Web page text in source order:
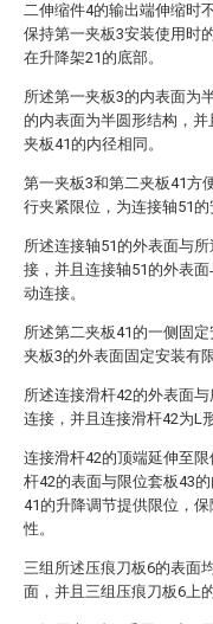
二伸缩件4的输出端伸缩时
保持第一夹板3安装使用时
在升降架21的底部。
所述第一夹板3的内表面为
的内表面为半圆形结构，
夹板41的内径相同。
第一夹板3和第二夹板41方
行夹紧限位，为连接轴51的
所述连接轴51的外表面与
接，并且连接轴51的外表
动连接。
所述第二夹板41的一侧固
夹板3的外表面固定安装有
所述连接滑杆42的外表面
连接，并且连接滑杆42为L
连接滑杆42的顶端延伸至
杆42的表面与限位套板43
41的升降调节提供限位，
性。
三组所述压痕刀板6的表面
面，并且三组压痕刀板6上